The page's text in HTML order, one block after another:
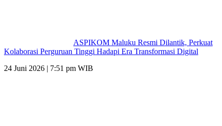
ASPIKOM Maluku Resmi Dilantik, Perkuat
Kolaborasi Perguruan Tinggi Hadapi Era Transformasi Digital
24 Juni 2026 | 7:51 pm WIB